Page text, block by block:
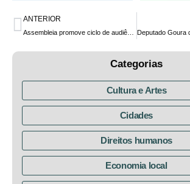
ANTERIOR
Categorias
Cultura e Artes
Cidades
Direitos humanos
Economia local